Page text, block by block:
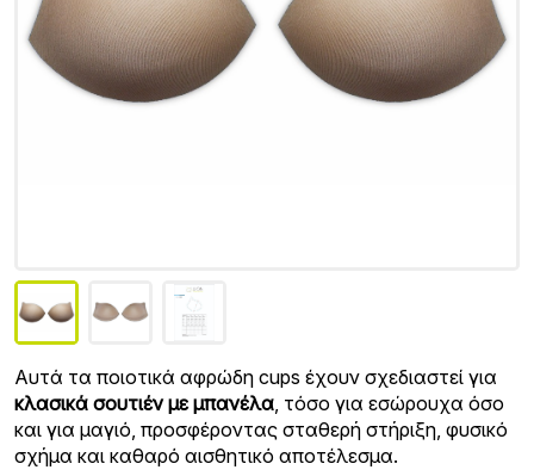
Αυτά τα ποιοτικά αφρώδη cups έχουν σχεδιαστεί για
κλασικά σουτιέν με μπανέλα, τόσο για εσώρουχα όσο
και για μαγιό, προσφέροντας σταθερή στήριξη, φυσικό
σχήμα και καθαρό αισθητικό αποτέλεσμα.